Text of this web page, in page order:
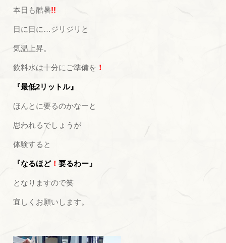
本日も酷暑!!
日に日に…ジリジリと
気温上昇。
飲料水は十分にご準備を ！
『最低2リットル』
ほんとに要るのかなーと
思われるでしょうが
体験すると
『なるほど！要るわー』
となりますので笑
宜しくお願いします。